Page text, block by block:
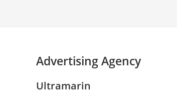
Advertising Agency
Ultramarin